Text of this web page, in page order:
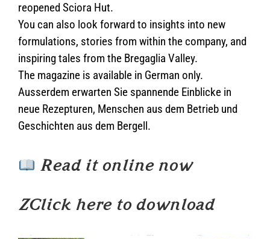
reopened Sciora Hut.
You can also look forward to insights into new
formulations, stories from within the company, and
inspiring tales from the Bregaglia Valley.
The magazine is available in German only.
Ausserdem erwarten Sie spannende Einblicke in
neue Rezepturen, Menschen aus dem Betrieb und
Geschichten aus dem Bergell.
Read it online now
ZClick here to download